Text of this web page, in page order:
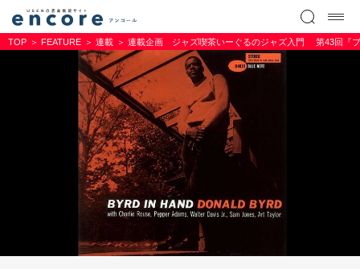
TOP FEATURE 連載 連載企画 ジャズ喫茶いーぐるのジャズ入門 第43回『